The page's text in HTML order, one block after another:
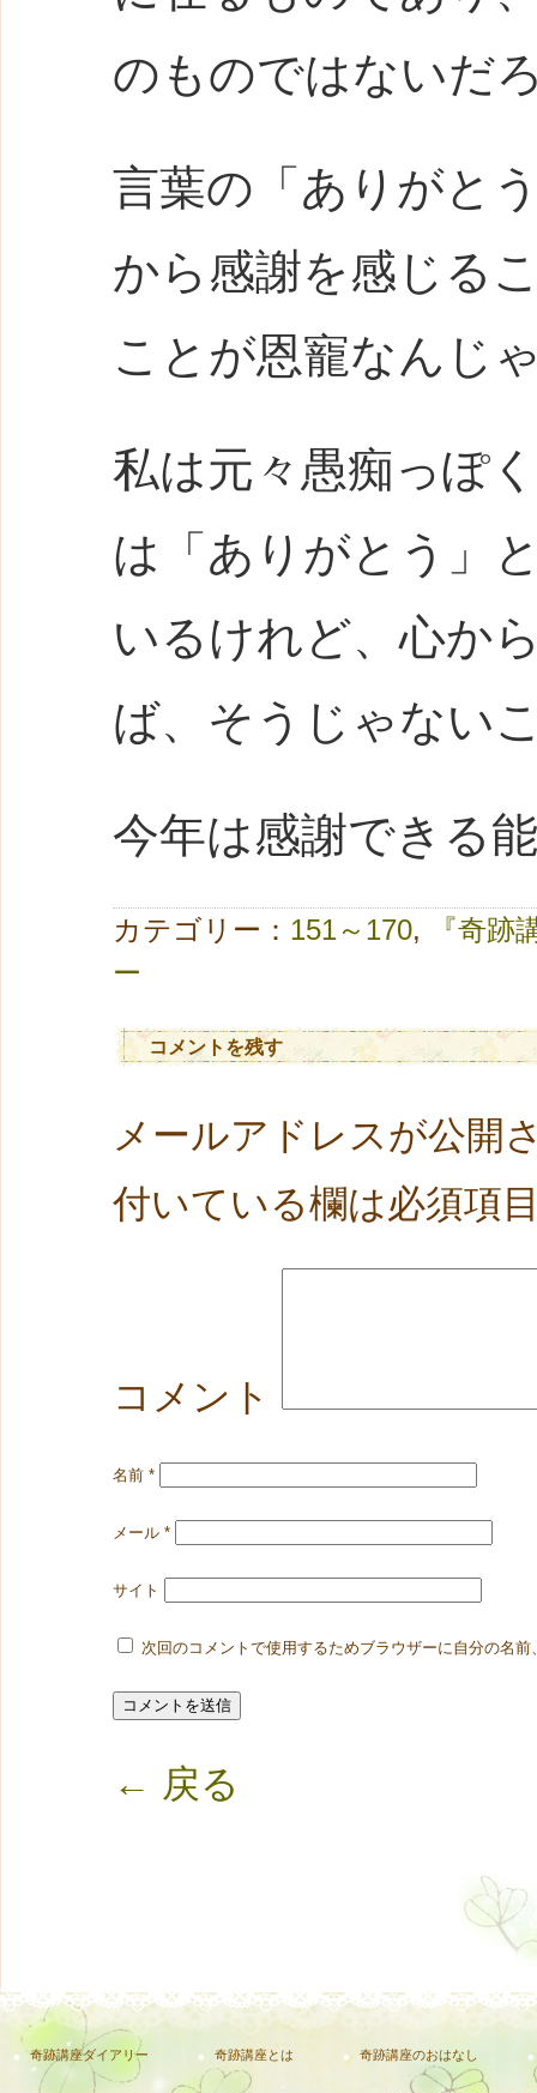
のものではないだ
言葉の「ありがと
から感謝を感じる
ことが恩寵なんじ
私は元々愚痴っぽ
は「ありがとう」
いるけれど、心か
ば、そうじゃない
今年は感謝できる
カテゴリー： 151～170,
『奇跡
ー
コメントを残す
メールアドレスが公開
付いている欄は必須項
コメント
名前 *
メール *
サイト
次回のコメントで使用するためブラウザーに自分の名
← 戻る
奇跡講座ダイアリー 奇跡講座とは 奇跡講座のおはなし